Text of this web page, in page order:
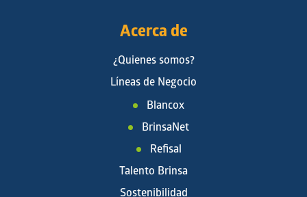
Acerca de
¿Quienes somos?
Líneas de Negocio
Blancox
BrinsaNet
Refisal
Talento Brinsa
Sostenibilidad